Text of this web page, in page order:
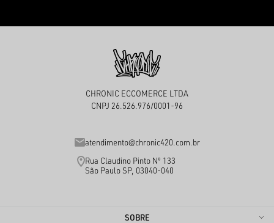
CHRONIC ECCOMERCE LTDA
CNPJ 26.526.976/0001-96
atendimento@chronic420.com.br
Rua Claudino Pinto Nº 133
São Paulo SP, 03040-040
SOBRE